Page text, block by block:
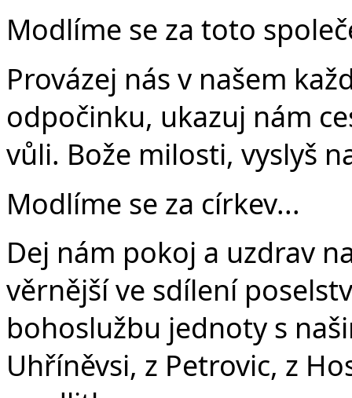
Modlíme se za toto
Provázej nás v našem
odpočinku, ukazuj nám
vůli. Bože milosti, vyslyš
Modlíme se za církev...
Dej nám pokoj a uzdrav
věrnější ve sdílení
bohoslužbu jednoty s
Uhříněvsi, z Petrovic, z